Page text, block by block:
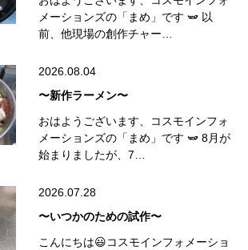
メーションズの「まめ」です 🫛 以
前、他現場の創作チャー…
2026.08.04
〜新作ラーメン〜
おはようございます、コスモインフォ
メーションズの「まめ」です 🫛 8月が
始まりましたが、7…
2026.07.28
〜いつかのための試作〜
こんにちは😃コスモインフォメーショ